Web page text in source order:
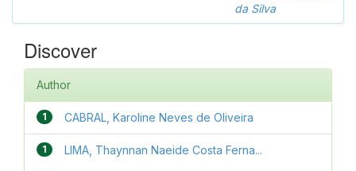
da Silva
Discover
Author
1 CABRAL, Karoline Neves de Oliveira
1 LIMA, Thaynnan Naeide Costa Ferna...